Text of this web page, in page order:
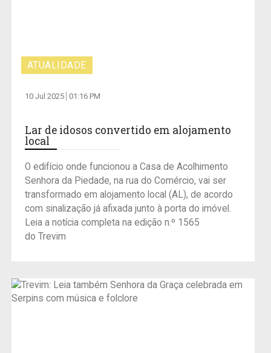
ATUALIDADE
10 Jul 2025 01:16 PM
Lar de idosos convertido em alojamento
local
O edifício onde funcionou a Casa de Acolhimento
Senhora da Piedade, na rua do Comércio, vai ser
transformado em alojamento local (AL), de acordo
com sinalização já afixada junto à porta do imóvel.
Leia a notícia completa na edição n.º 1565
do Trevim